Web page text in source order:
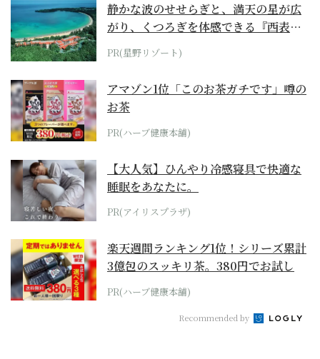
静かな波のせせらぎと、満天の星が広
がり、くつろぎを体感できる『西表島
ホテル by...
PR(星野リゾート)
アマゾン1位「このお茶ガチです」噂の
お茶
PR(ハーブ健康本舗)
【大人気】ひんやり冷感寝具で快適な
睡眠をあなたに。
PR(アイリスプラザ)
楽天週間ランキング1位！シリーズ累計
3億包のスッキリ茶。380円でお試し
PR(ハーブ健康本舗)
Recommended by